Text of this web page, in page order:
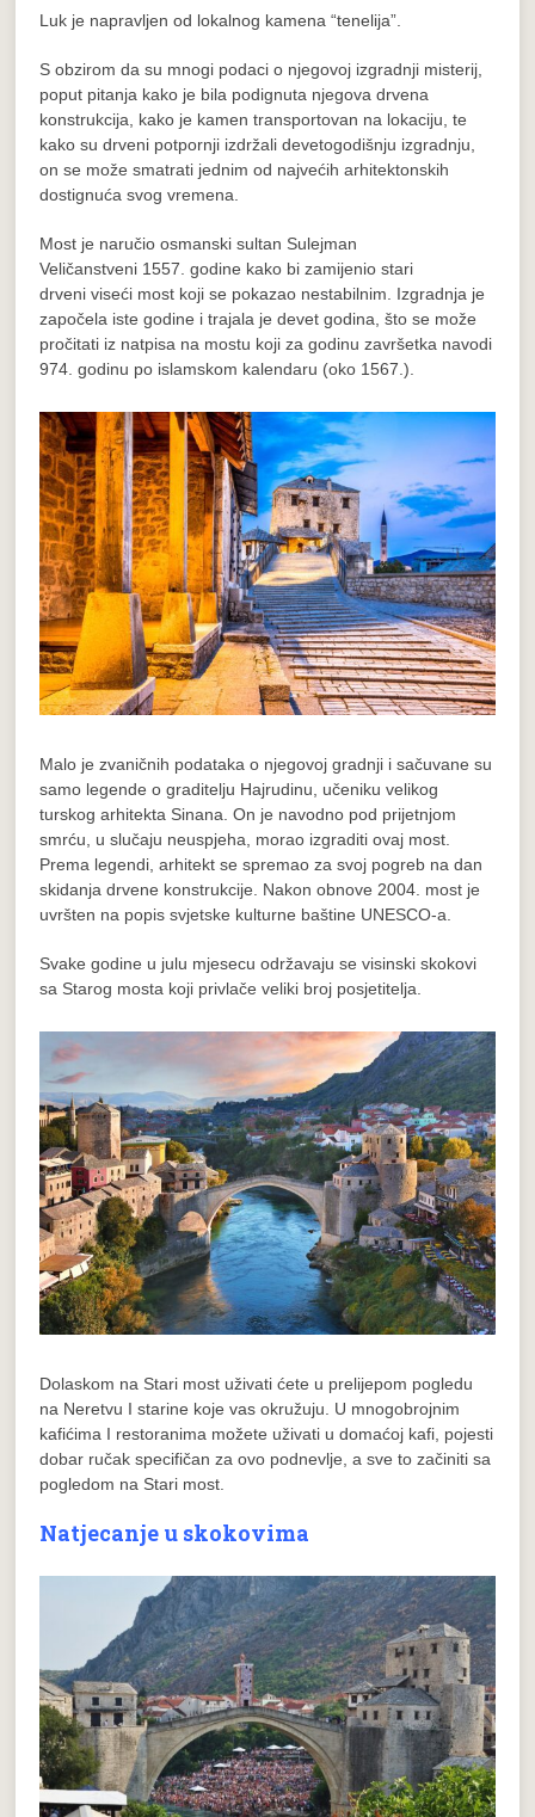
Luk je napravljen od lokalnog kamena “tenelija”.
S obzirom da su mnogi podaci o njegovoj izgradnji misterij,
poput pitanja kako je bila podignuta njegova drvena
konstrukcija, kako je kamen transportovan na lokaciju, te
kako su drveni potpornji izdržali devetogodišnju izgradnju,
on se može smatrati jednim od najvećih arhitektonskih
dostignuća svog vremena.
Most je naručio osmanski sultan Sulejman
Veličanstveni 1557. godine kako bi zamijenio stari
drveni viseći most koji se pokazao nestabilnim. Izgradnja je
započela iste godine i trajala je devet godina, što se može
pročitati iz natpisa na mostu koji za godinu završetka navodi
974. godinu po islamskom kalendaru (oko 1567.).
Malo je zvaničnih podataka o njegovoj gradnji i sačuvane su
samo legende o graditelju Hajrudinu, učeniku velikog
turskog arhitekta Sinana. On je navodno pod prijetnjom
smrću, u slučaju neuspjeha, morao izgraditi ovaj most.
Prema legendi, arhitekt se spremao za svoj pogreb na dan
skidanja drvene konstrukcije. Nakon obnove 2004. most je
uvršten na popis svjetske kulturne baštine UNESCO-a.
Svake godine u julu mjesecu održavaju se visinski skokovi
sa Starog mosta koji privlače veliki broj posjetitelja.
Dolaskom na Stari most uživati ćete u prelijepom pogledu
na Neretvu I starine koje vas okružuju. U mnogobrojnim
kafićima I restoranima možete uživati u domaćoj kafi, pojesti
dobar ručak specifičan za ovo podnevlje, a sve to začiniti sa
pogledom na Stari most.
Natjecanje u skokovima